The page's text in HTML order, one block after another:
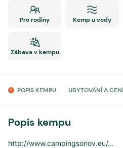
Pro rodiny Kemp u vody
Zábava v kempu
POPIS KEMPU UBYTOVÁNÍ A
Popis kempu
http://www.campingsonov.eu/...